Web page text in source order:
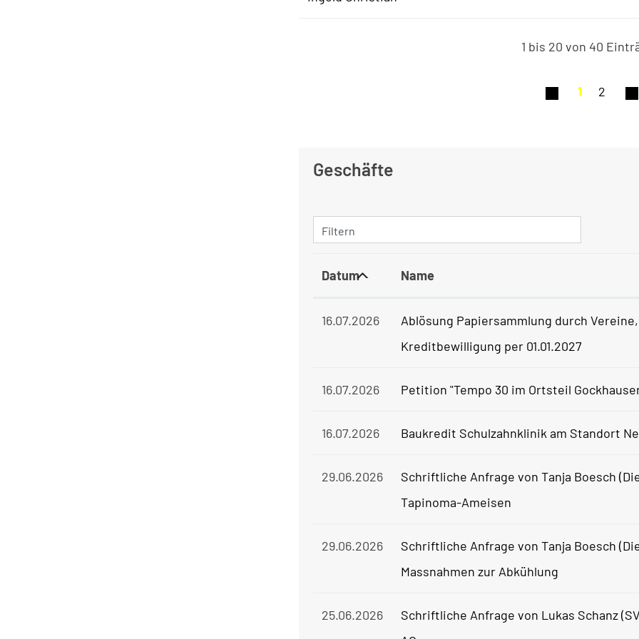
1 bis 20 von 40
1 2
Geschäfte
Filtern
Datum Name
16.07.2026
Ablösung Papiersammlung durch
Kreditbewilligung per 01.01.2027
16.07.2026 Petition "Tempo 30 im Ortsteil
16.07.2026 Baukredit Schulzahnklinik am Standort
29.06.2026
Schriftliche Anfrage von Tanja Boesch
Tapinoma-Ameisen
29.06.2026
Schriftliche Anfrage von Tanja Boesch
Massnahmen zur Abkühlung
25.06.2026
Schriftliche Anfrage von Lukas Schanz